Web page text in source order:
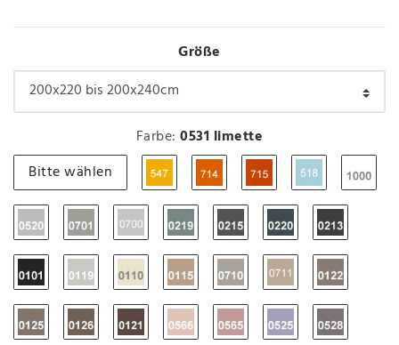
Größe
Farbe: 0531 limette
Bitte wählen